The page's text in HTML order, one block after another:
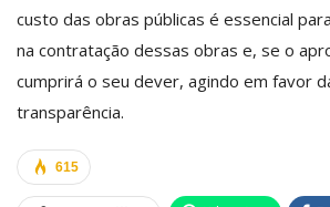
custo das obras públicas é essencial
na contratação dessas obras e, se o
cumprirá o seu dever, agindo em favor
transparência.
615